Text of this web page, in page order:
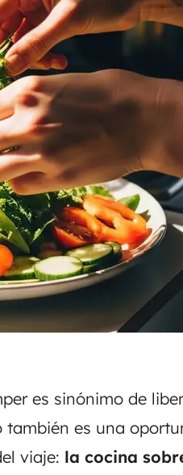
es sinónimo de
es una
viaje: la cocina